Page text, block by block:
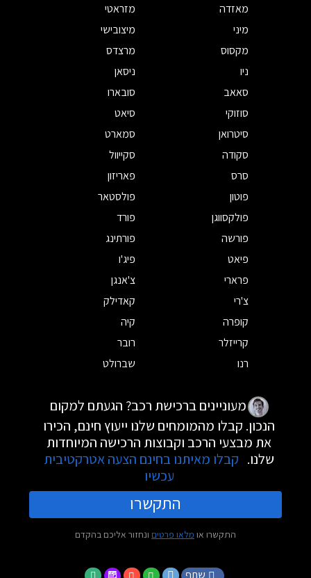
מאזדה
מזראטי
מיני
מיצובישי
מקסוס
מרצדס
ניו
ניסאן
סאאב
סובארו
סוזוקי
סיאט
סיטרואן
סמארט
סקודה
סקייוול
סרס
פאריזון
פוטון
פולסטאר
פולקסווגן
פורד
פורשה
פורתינג
פיאט
פיג'ו
פרארי
צ'אנגן
צ'רי
קאדילק
קופרה
קיה
קרייזלר
רובר
רנו
שברולט
מעוניינים ברכישת רכב? הגעתם למקום
הנכון. קבלו מהמומחים שלנו ייעוץ חינם, הכירו
את מבצעי הרכב וקבוצות הרכישה המיוחדות
שלנו. קבלו מאיתנו בחינם הצעה אטרקטיבית
עכשיו
התקשרו
התקשרו או מלאו פרטים ונחזור אליכם בהקדם